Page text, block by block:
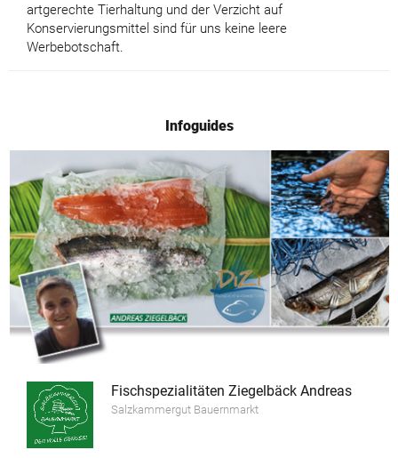
artgerechte Tierhaltung und der Verzicht auf
Konservierungsmittel sind für uns keine leere
Werbebotschaft.
Infoguides
Fischspezialitäten Ziegelbäck Andreas
Salzkammergut Bauernmarkt